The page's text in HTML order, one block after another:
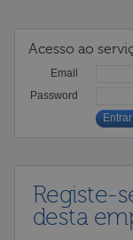
Acesso ao
Email
Password
Registe-
desta